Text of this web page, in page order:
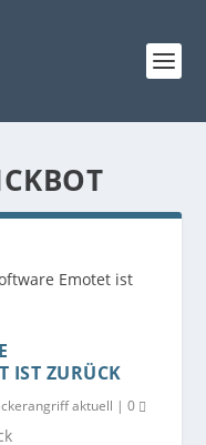
IST ZURÜCK
aktuell |0